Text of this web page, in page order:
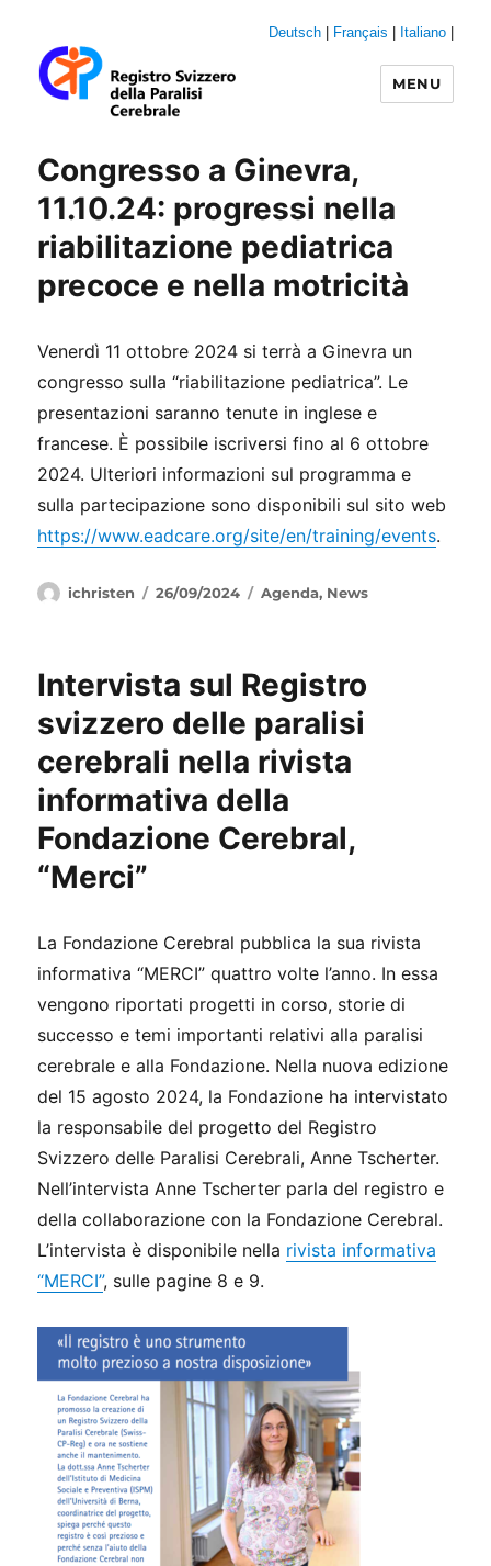
Deutsch| Français Italiano|
Swiss-CP-Reg
MENU
Attuale
Congresso a Ginevra,
11.10.24: progressi nella
riabilitazione pediatrica
precoce e nella motricità
Venerdì 11 ottobre 2024 si terrà a Ginevra un
congresso sulla “riabilitazione pediatrica”. Le
presentazioni saranno tenute in inglese e
francese. È possibile iscriversi fino al 6 ottobre
2024. Ulteriori informazioni sul programma e
sulla partecipazione sono disponibili sul sito web
https://www.eadcare.org/site/en/training/events.
Autore
ichristen
Pubblicato
26/09/2024 Categorie
Agenda, News
Intervista sul Registro
svizzero delle paralisi
cerebrali nella rivista
informativa della
Fondazione Cerebral,
“Merci”
La Fondazione Cerebral pubblica la sua rivista
informativa “MERCI” quattro volte l’anno. In essa
vengono riportati progetti in corso, storie di
successo e temi importanti relativi alla paralisi
cerebrale e alla Fondazione. Nella nuova edizione
del 15 agosto 2024, la Fondazione ha intervistato
la responsabile del progetto del Registro
Svizzero delle Paralisi Cerebrali, Anne Tscherter.
Nell’intervista Anne Tscherter parla del registro e
della collaborazione con la Fondazione Cerebral.
L’intervista è disponibile nella rivista informativa
“MERCI”, sulle pagine 8 e 9.